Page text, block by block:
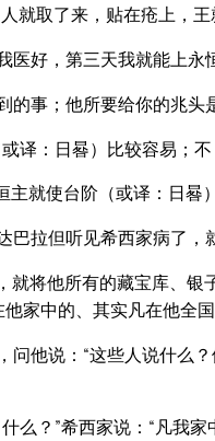
就取了来，贴在疮上，王
医好，第三天我就能上永
的事；他所要给你的兆
译：日晷）比较容易；
就使台阶（或译：日晷
拉但听见希西家病了，
就将他所有的藏宝库、
家中的、其实凡在他全
问他说：“这些人说什么
么？”希西家说：“凡我